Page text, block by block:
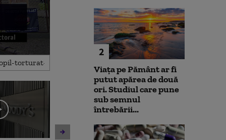
2
Viața pe Pământ ar fi
putut apărea de două
ori. Studiul care pune
sub semnul
întrebării...